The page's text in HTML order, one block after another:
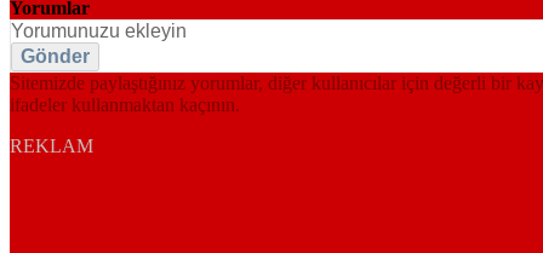
Yorumlar
Gönder
Sitemizde paylaştığınız yorumlar, diğer kullanıcılar için değerli bir
ifadeler kullanmaktan kaçının.
REKLAM